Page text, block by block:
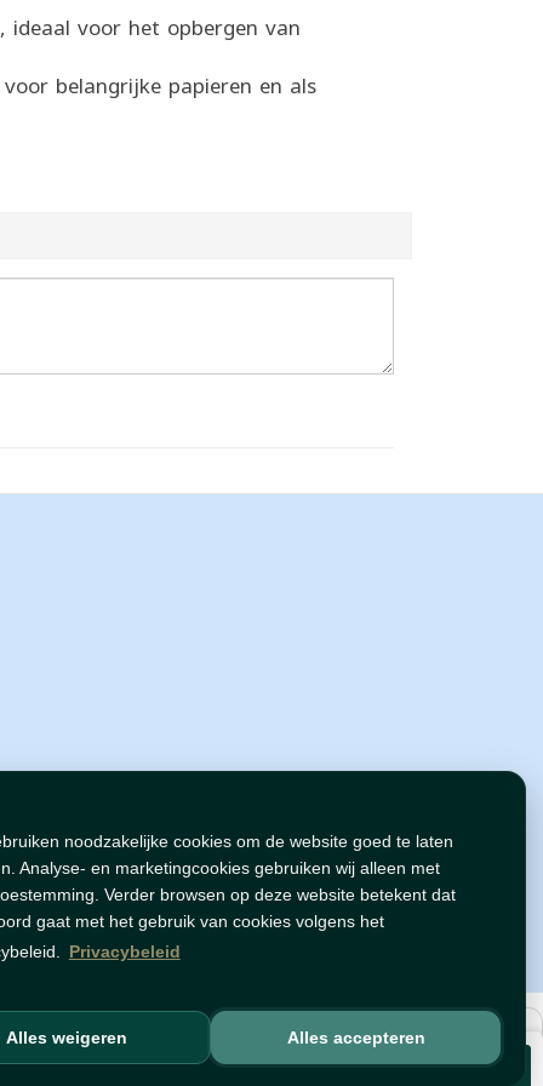
noodzakelijke cookies om de website goed te laten
Analyse- en marketingcookies gebruiken wij alleen met
Verder browsen op deze website betekent dat
gaat met het gebruik van cookies volgens het
Privacybeleid
Alles weigeren Alles accepteren
Voeg toe
ideaal voor het opbergen van
belangrijke papieren en als